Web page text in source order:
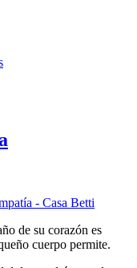
de su corazón es
cuerpo permite.